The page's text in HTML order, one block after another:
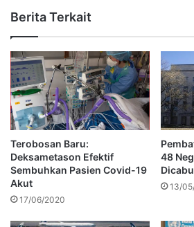
Berita Terkait
Terobosan Baru:
Deksametason Efektif
Sembuhkan Pasien Covid-19
Akut
17/06/2020
48
13/